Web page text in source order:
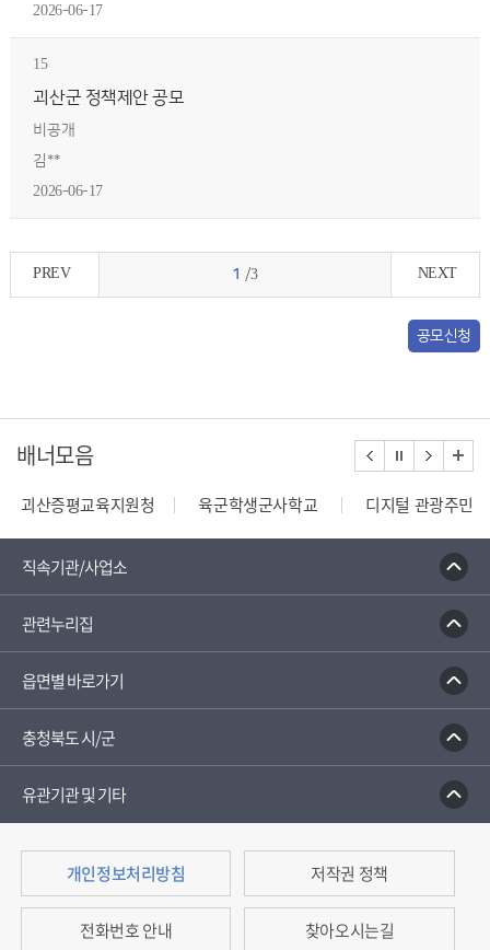
2026-06-17
15
괴산군 정책제안 공모
비공개
김**
2026-06-17
PREV 1 /3 NEXT
공모신청
배너모음
괴산증평교육지원청 육군학생군사학교
디지털 관광주민증
직속기관/사업소
관련누리집
읍면별 바로가기
충청북도 시/군
유관기관 및 기타
개인정보처리방침 저작권 정책
전화번호 안내 찾아오시는길